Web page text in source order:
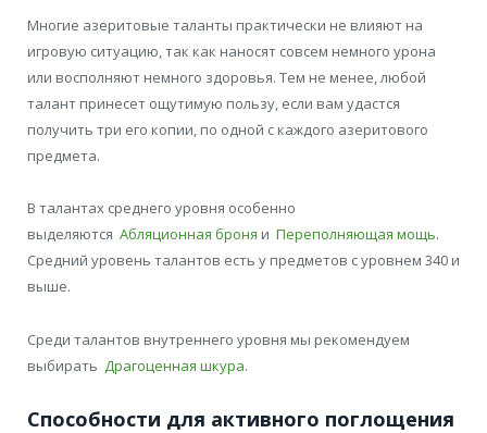
Многие азеритовые таланты практически не влияют на
игровую ситуацию, так как наносят совсем немного урона
или восполняют немного здоровья. Тем не менее, любой
талант принесет ощутимую пользу, если вам удастся
получить три его копии, по одной с каждого азеритового
предмета.
В талантах среднего уровня особенно
выделяются Абляционная броня и Переполняющая мощь.
Средний уровень талантов есть у предметов с уровнем 340 и
выше.
Среди талантов внутреннего уровня мы рекомендуем
выбирать Драгоценная шкура.
Способности для активного поглощения